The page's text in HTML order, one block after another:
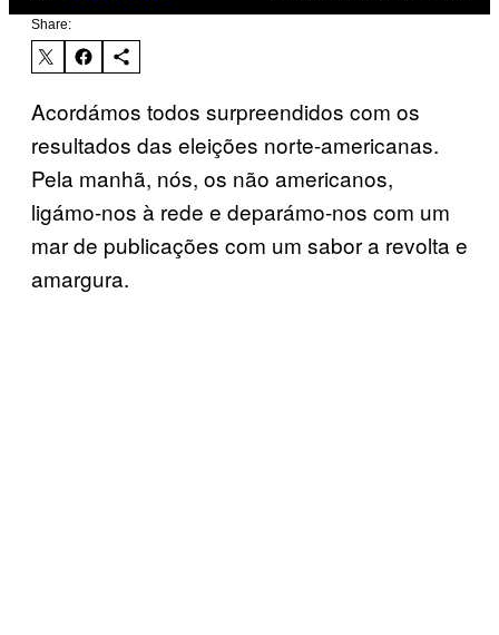
Share:
Acordámos todos surpreendidos com os
resultados das eleições norte-americanas.
Pela manhã, nós, os não americanos,
ligámo-nos à rede e deparámo-nos com um
mar de publicações com um sabor a revolta e
amargura.